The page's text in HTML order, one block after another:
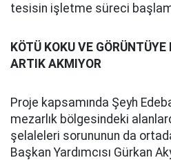
tesisin işletme süreci
KÖTÜ KOKU VE
ARTIK AKMIYOR
Proje kapsamında Şeyh
mezarlık bölgesindeki
şelaleleri sorununun da
Başkan Yardımcısı Gürkan